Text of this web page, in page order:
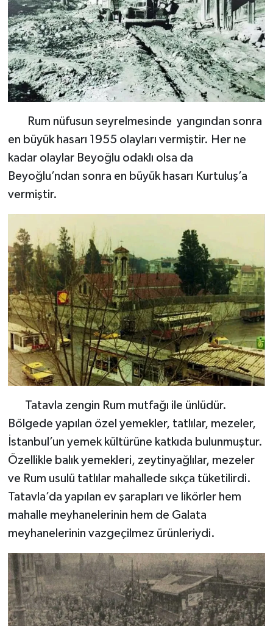
Rum nüfusun seyrelmesinde yangından sonra
en büyük hasarı 1955 olayları vermiştir. Her ne
kadar olaylar Beyoğlu odaklı olsa da
Beyoğlu’ndan sonra en büyük hasarı Kurtuluş’a
vermiştir.
Tatavla zengin Rum mutfağı ile ünlüdür.
Bölgede yapılan özel yemekler, tatlılar, mezeler,
İstanbul’un yemek kültürüne katkıda bulunmuştur.
Özellikle balık yemekleri, zeytinyağlılar, mezeler
ve Rum usulü tatlılar mahallede sıkça tüketilirdi.
Tatavla’da yapılan ev şarapları ve likörler hem
mahalle meyhanelerinin hem de Galata
meyhanelerinin vazgeçilmez ürünleriydi.